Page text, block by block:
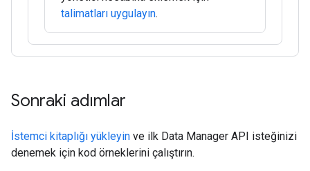
talimatları uygulayın.
Sonraki adımlar
İstemci kitaplığı yükleyin ve ilk Data Manager API isteğinizi
denemek için kod örneklerini çalıştırın.